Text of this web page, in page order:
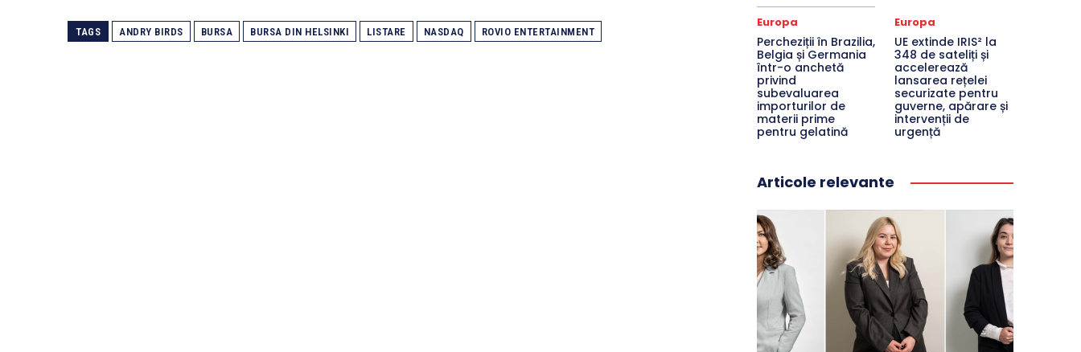
TAGS ANDRY BIRDS BURSA BURSA DIN HELSINKI LISTARE NASDAQ ROVIO ENTERTAINMENT
Europa
Percheziții în Brazilia,
Belgia și Germania
într-o anchetă
privind
subevaluarea
importurilor de
materii prime
pentru gelatină
Europa
UE extinde IRIS² la
348 de sateliți și
accelerează
lansarea rețelei
securizate pentru
guverne, apărare și
intervenții de
urgență
Articole relevante